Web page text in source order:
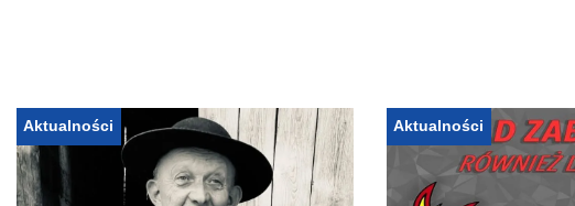
Aktualności Aktualności